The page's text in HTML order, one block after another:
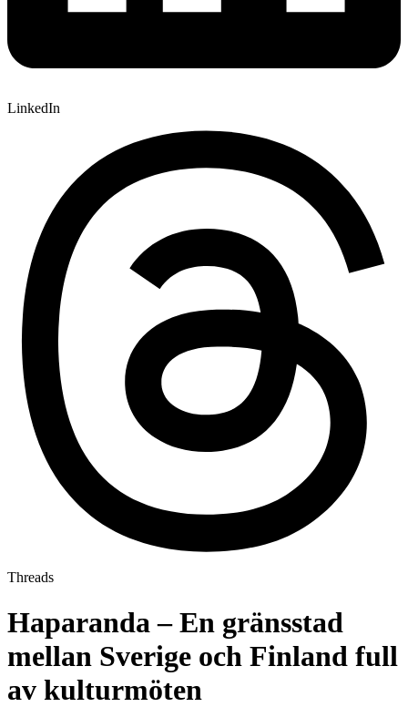
LinkedIn
Threads
Haparanda – En gränsstad
mellan Sverige och Finland full
av kulturmöten